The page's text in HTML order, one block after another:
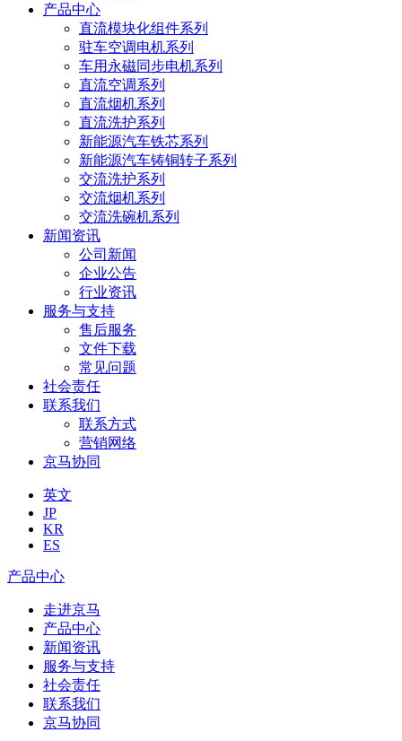
产品中心
直流模块化组件系列
驻车空调电机系列
车用永磁同步电机系列
直流空调系列
直流烟机系列
直流洗护系列
新能源汽车铁芯系列
新能源汽车铸铜转子系列
交流洗护系列
交流烟机系列
交流洗碗机系列
新闻资讯
公司新闻
企业公告
行业资讯
服务与支持
售后服务
文件下载
常见问题
社会责任
联系我们
联系方式
营销网络
京马协同
英文
JP
KR
ES
产品中心
走进京马
产品中心
新闻资讯
服务与支持
社会责任
联系我们
京马协同